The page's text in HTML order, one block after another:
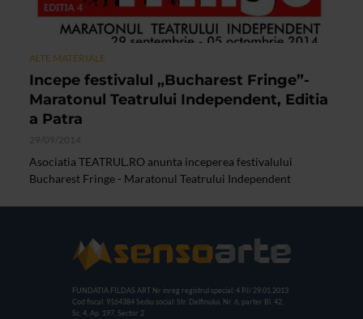
ALTE MATERIALE
Incepe festivalul „Bucharest Fringe”-
Maratonul Teatrului Independent, Editia
a Patra
29/09/2014
Asociatia TEATRUL.RO anunta inceperea festivalului
Bucharest Fringe - Maratonul Teatrului Independent
FUNDATIA FILDAS ART Nr inreg registrul special: 4 PJ/ 29.01.2013
Cod fiscal: 9164384 Sediu social: Str. Delfinului, Nr. 6, parter Bl. 42,
Sc. 4, Ap. 197, Sector 2